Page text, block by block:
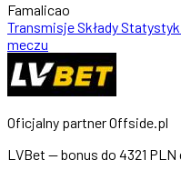
Famalicao
TransmisjeSkłady
meczu
Oficjalny partner Offside.pl
LVBet — bonus do 4321 PLN